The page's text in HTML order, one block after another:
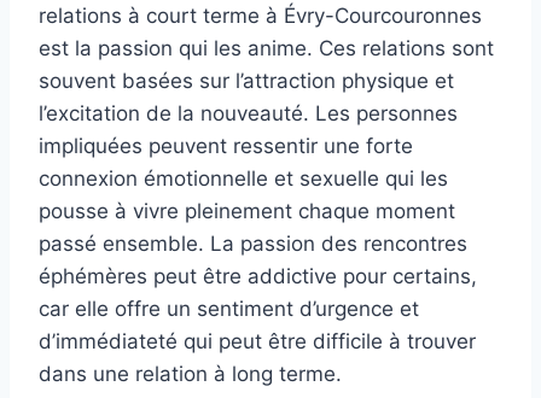
relations à court terme à Évry-Courcouronnes
est la passion qui les anime. Ces relations sont
souvent basées sur l’attraction physique et
l’excitation de la nouveauté. Les personnes
impliquées peuvent ressentir une forte
connexion émotionnelle et sexuelle qui les
pousse à vivre pleinement chaque moment
passé ensemble. La passion des rencontres
éphémères peut être addictive pour certains,
car elle offre un sentiment d’urgence et
d’immédiateté qui peut être difficile à trouver
dans une relation à long terme.